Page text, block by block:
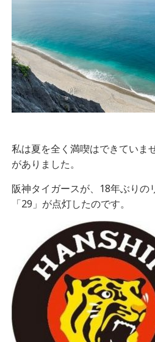
私は夏を全く満喫はできていま
がありました。
阪神タイガースが、18年ぶりの
「29」が点灯したのです。